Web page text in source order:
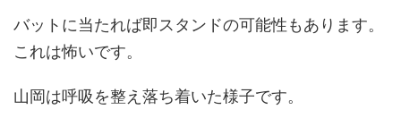
バットに当たれば即スタンドの可能性もあります。
これは怖いです。
山岡は呼吸を整え落ち着いた様子です。